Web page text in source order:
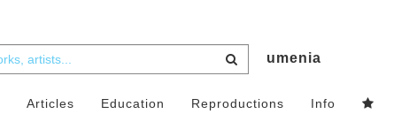
umenia
Articles Education Reproductions Info